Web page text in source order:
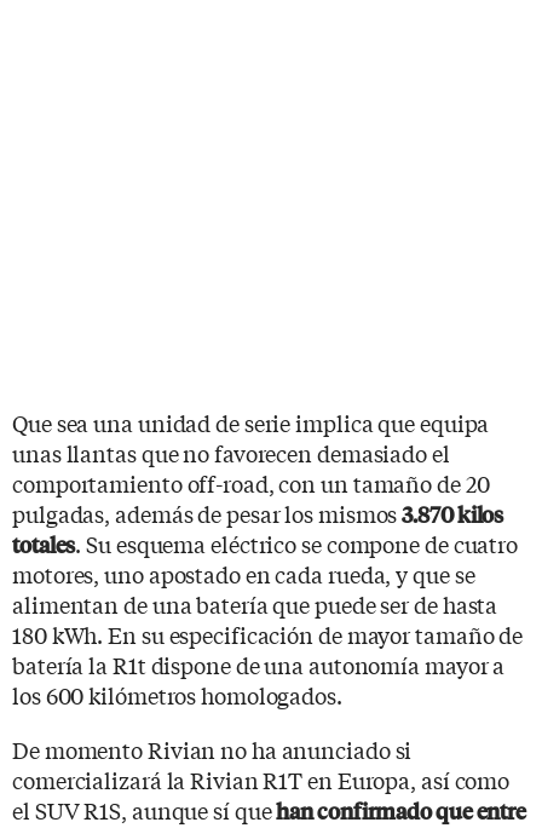
Que sea una unidad de serie implica que equipa
unas llantas que no favorecen demasiado el
comportamiento off-road, con un tamaño de 20
pulgadas, además de pesar los mismos3.870 kilos
totales. Su esquema eléctrico se compone de cuatro
motores, uno apostado en cada rueda, y que se
alimentan de una batería que puede ser de hasta
180 kWh. En su especificación de mayor tamaño de
batería la R1t dispone de una autonomía mayor a
los 600 kilómetros homologados.
De momento Rivian no ha anunciado si
comercializará la Rivian R1T en Europa, así como
el SUV R1S, aunque sí quehan confirmado que entre